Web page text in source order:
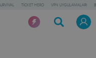
TICKET HERO VPN UYGULAMALARI